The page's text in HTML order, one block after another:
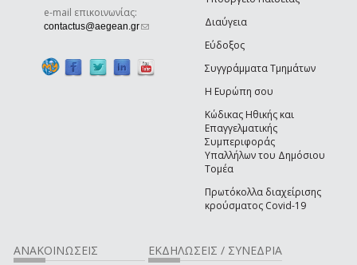
e-mail επικοινωνίας:
contactus@aegean.gr(link sends e-mail)Διαύγεια
Εύδοξος
Συγγράμματα Τμημάτων
Η Ευρώπη σου
Κώδικας Ηθικής και
Επαγγελματικής
Συμπεριφοράς
Υπαλλήλων του Δημόσιου
Τομέα
Πρωτόκολλα διαχείρισης
κρούσματος Covid-19
ΑΝΑΚΟΙΝΩΣΕΙΣ ΕΚΔΗΛΩΣΕΙΣ / ΣΥΝΕΔΡΙΑ